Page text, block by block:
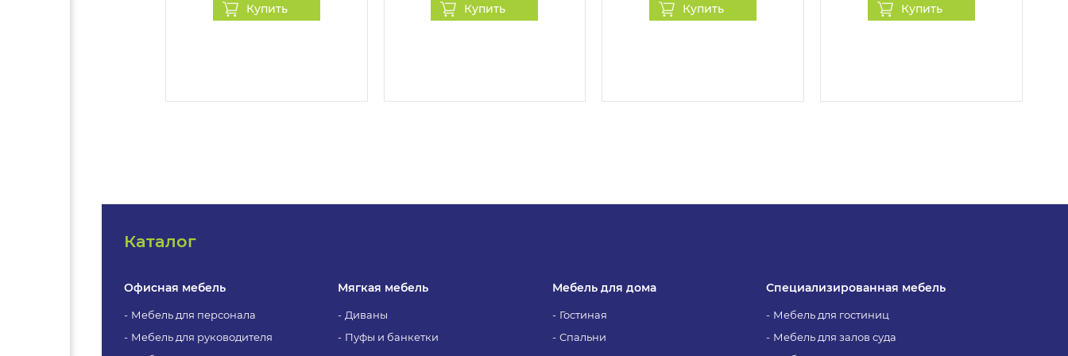
После оформления покупки, в течение рабочего дня с вами свяжется наш менеджер по контактным данным, указанным при
Купить Купить Купить Купить
Каталог
Офисная мебель
Мебель для персонала
Мебель для руководителя
Мягкая мебель
Диваны
Пуфы и банкетки
Мебель для дома
Гостиная
Спальни
Специализированная мебель
Мебель для гостиниц
Мебель для залов суда